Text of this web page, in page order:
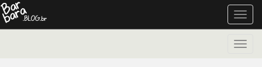
Toggle
Toggle